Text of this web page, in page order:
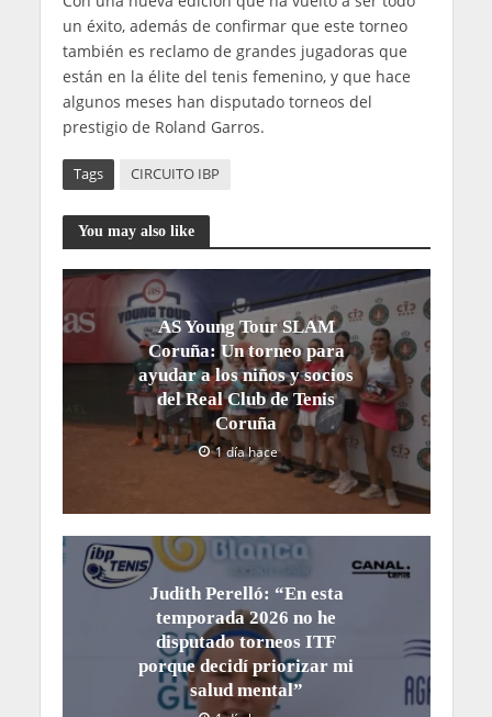
un éxito, además de confirmar que este torneo
también es reclamo de grandes jugadoras que
están en la élite del tenis femenino, y que hace
algunos meses han disputado torneos del
prestigio de Roland Garros.
Tags CIRCUITO IBP
You may also like
AS Young Tour SLAM
Coruña: Un torneo para
ayudar a los niños y socios
del Real Club de Tenis
Coruña
1 día hace
Judith Perelló: “En esta
temporada 2026 no he
disputado torneos ITF
porque decidí priorizar mi
salud mental”